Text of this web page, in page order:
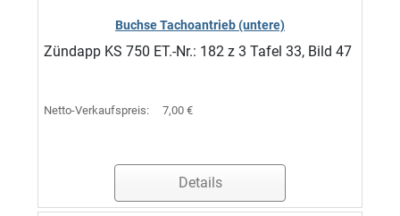
Buchse Tachoantrieb (untere)
Zündapp KS 750 ET.-Nr.: 182 z 3 Tafel 33, Bild 47
Netto-Verkaufspreis: 7,00 €
Details